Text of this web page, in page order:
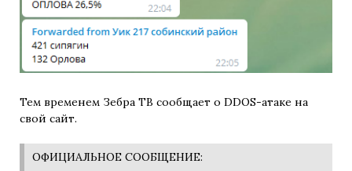
Тем временем Зебра ТВ сообщает о DDOS-атаке на
свой сайт.
ОФИЦИАЛЬНОЕ СООБЩЕНИЕ: